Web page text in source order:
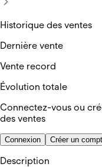
Historique des ventes
Dernière vente
Vente record
Évolution totale
Connectez-vous ou
des ventes
Connexion Créer un
Description